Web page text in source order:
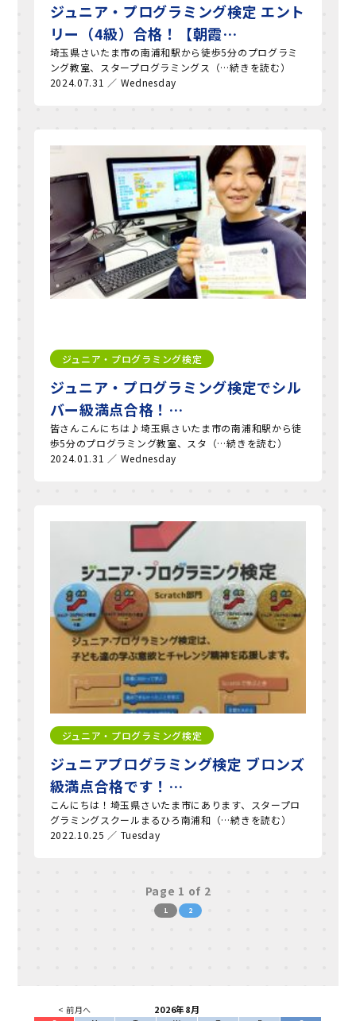
ジュニア・プログラミング検定 エント
リー（4級）合格！【朝霞…
埼玉県さいたま市の南浦和駅から徒歩5分のプログラミ
ング教室、スタープログラミングス（…続きを読む）
2024.07.31 ／ Wednesday
ジュニア・プログラミング検定
ジュニア・プログラミング検定でシル
バー級満点合格！…
皆さんこんにちは♪埼玉県さいたま市の南浦和駅から徒
歩5分のプログラミング教室、スタ（…続きを読む）
2024.01.31 ／ Wednesday
ジュニア・プログラミング検定
ジュニアプログラミング検定 ブロンズ
級満点合格です！…
こんにちは！埼玉県さいたま市にあります、スタープロ
グラミングスクールまるひろ南浦和（…続きを読む）
2022.10.25 ／ Tuesday
Page 1 of 2
1 2
< 前月へ 2026年8月